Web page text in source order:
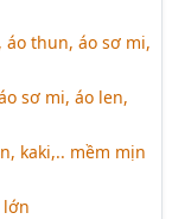
áo thun, áo sơ mi,
sơ mi, áo len,
kaki,.. mềm mịn
lớn